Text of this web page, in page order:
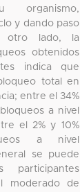
y dando paso
otro lado, la
obtenidos
indica que
total en
entre el 34%
a nivel
el 2% y 10%
a nivel
se puede
moderado de